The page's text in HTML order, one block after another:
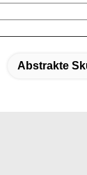
Abstrakte